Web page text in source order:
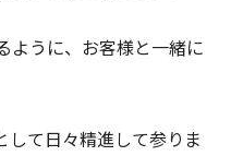
ように、お客様と一緒に
て日々精進して参りま